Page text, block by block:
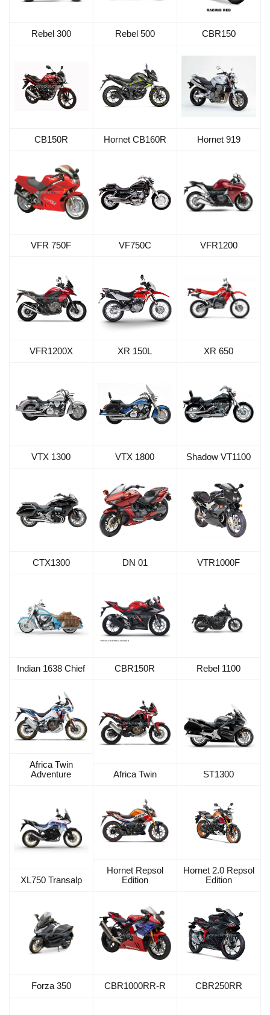
Rebel 300 Rebel 500 CBR150
CB150R Hornet CB160R Hornet 919
VFR 750F VF750C VFR1200
VFR1200X XR 150L XR 650
VTX 1300 VTX 1800 Shadow VT1100
CTX1300 DN 01 VTR1000F
Indian 1638 Chief CBR150R Rebel 1100
Africa Twin
Adventure
Africa Twin ST1300
XL750 Transalp
Hornet Repsol
Edition
Hornet 2.0 Repsol
Edition
Forza 350 CBR1000RR-R CBR250RR